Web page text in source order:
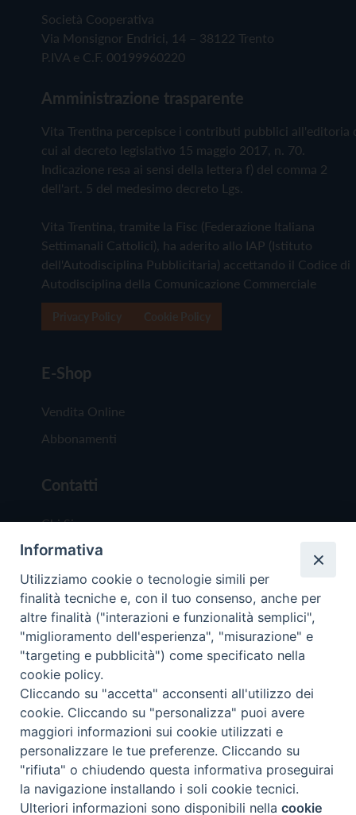
Società Cooperativa
Via Monsignor Endrici, 14 – 38122 Trento
P.IVA e C.F. 00199960220
Amministrazione trasparente
Vita Trentina percepisce i contributi pubblici all'editoria
cui al decreto legislativo 15 maggio 2017, n. 70.
Indicazione resa ai sensi della lettera f) del comma 2
dell'art. 5 del medesimo decreto Lgs.
Vita Trentina, tramite la Fisc (Federazione Italiana
Settimanali Cattolici), ha aderito allo IAP (Istituto
dell'Autodisciplina Pubblicitaria) accettando il Codice di
Autodisciplina della Comunicazione Commerciale
E-Shop
Vendita Online
Abbonamenti
Contatti
Chi Siamo
Redazione
Scrivici
Copyright © 2019 - Tutti i diritti riservati - Vita
Trentina Editrice
Privacy Policy
Torna
Preferenze Cookie
Informativa
Utilizziamo cookie o tecnologie simili per
finalità tecniche e, con il tuo consenso, anche per
altre finalità ("interazioni e funzionalità semplici",
"miglioramento dell'esperienza", "misurazione" e
"targeting e pubblicità") come specificato nella
cookie policy.
Cliccando su "accetta" acconsenti all'utilizzo dei
cookie. Cliccando su "personalizza" puoi avere
maggiori informazioni sui cookie utilizzati e
personalizzare le tue preferenze. Cliccando su
"rifiuta" o chiudendo questa informativa proseguirai
la navigazione installando i soli cookie tecnici.
Ulteriori informazioni sono disponibili nellacookie